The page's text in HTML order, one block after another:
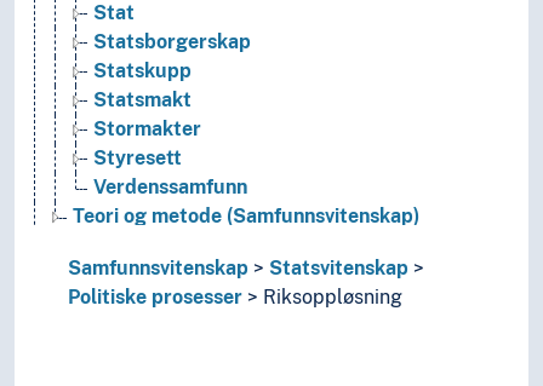
Stat
Statsborgerskap
Statskupp
Statsmakt
Stormakter
Styresett
Verdenssamfunn
Teori og metode (Samfunnsvitenskap)
Tid i enheter, stadier og perioder
Samfunnsvitenskap
Statsvitenskap
Politiske prosesser
Riksoppløsning